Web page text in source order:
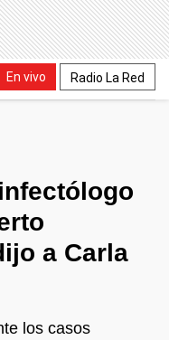
En vivo Radio La Red
a Carla
los casos